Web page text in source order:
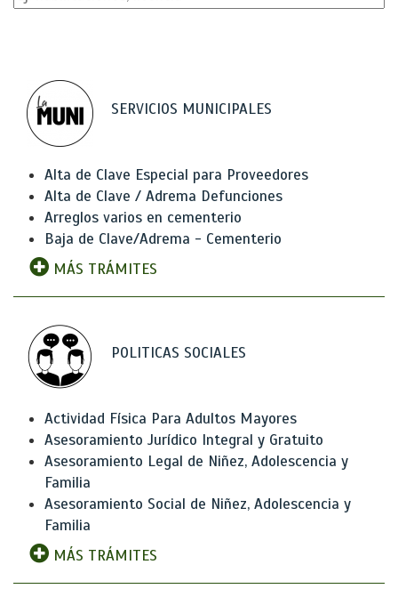
SERVICIOS MUNICIPALES
Alta de Clave Especial para Proveedores
Alta de Clave / Adrema Defunciones
Arreglos varios en cementerio
Baja de Clave/Adrema - Cementerio
MÁS TRÁMITES
POLITICAS SOCIALES
Actividad Física Para Adultos Mayores
Asesoramiento Jurídico Integral y Gratuito
Asesoramiento Legal de Niñez, Adolescencia y
Familia
Asesoramiento Social de Niñez, Adolescencia y
Familia
MÁS TRÁMITES